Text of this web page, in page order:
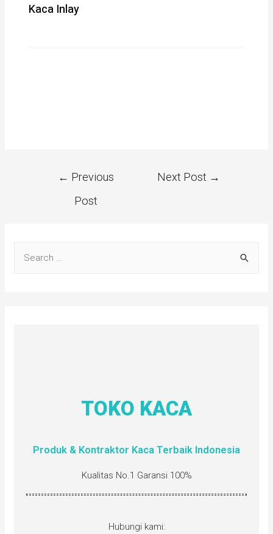
Kaca Inlay
← Previous
Post
Next Post →
TOKO KACA
Produk & Kontraktor Kaca Terbaik Indonesia
Kualitas No.1 Garansi 100%
Hubungi kami: